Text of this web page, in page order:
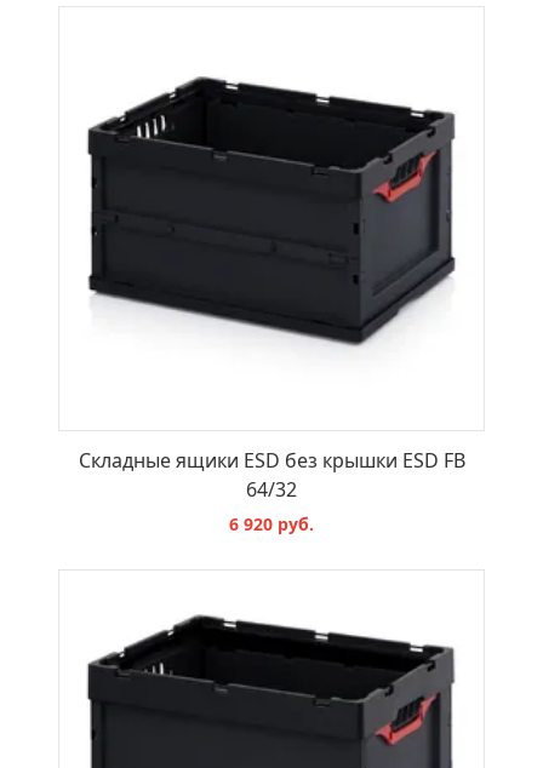
Складные ящики ESD без крышки ESD FB
64/32
6 920 руб.